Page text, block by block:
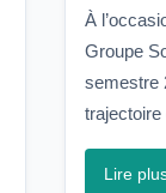
À
Groupe
semestre
Lire